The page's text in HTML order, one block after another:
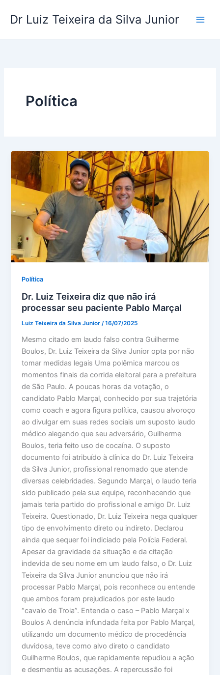
para
conteúdo
Dr Luiz Teixeira da Silva Junior
Política
Política
Dr. Luiz Teixeira diz que não irá
processar seu paciente Pablo Marçal
Luiz Teixeira da Silva Junior/16/07/2025
Mesmo citado em laudo falso contra Guilherme
Boulos, Dr. Luiz Teixeira da Silva Junior opta por não
tomar medidas legais Uma polêmica marcou os
momentos finais da corrida eleitoral para a prefeitura
de São Paulo. A poucas horas da votação, o
candidato Pablo Marçal, conhecido por sua trajetória
como coach e agora figura política, causou alvoroço
ao divulgar em suas redes sociais um suposto laudo
médico alegando que seu adversário, Guilherme
Boulos, teria feito uso de cocaína. O suposto
documento foi atribuído à clínica do Dr. Luiz Teixeira
da Silva Junior, profissional renomado que atende
diversas celebridades. Segundo Marçal, o laudo teria
sido publicado pela sua equipe, reconhecendo que
jamais teria partido do profissional e amigo Dr. Luiz
Teixeira. Questionado, Dr. Luiz Teixeira nega qualquer
tipo de envolvimento direto ou indireto. Declarou
ainda que sequer foi indiciado pela Polícia Federal.
Apesar da gravidade da situação e da citação
indevida de seu nome em um laudo falso, o Dr. Luiz
Teixeira da Silva Junior anunciou que não irá
processar Pablo Marçal, pois reconhece ou entende
que ambos foram prejudicados por este laudo
“cavalo de Troia”. Entenda o caso – Pablo Marçal x
Boulos A denúncia infundada feita por Pablo Marçal,
utilizando um documento médico de procedência
duvidosa, teve como alvo direto o candidato
Guilherme Boulos, que rapidamente repudiou a ação
e desmentiu as acusações. A repercussão foi